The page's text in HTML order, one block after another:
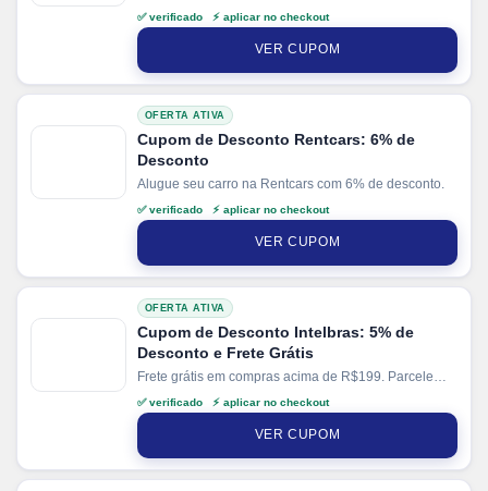
suas compras em até 10x sem juros no cartão. Ganhe
+ 5% de desconto em pagamentos via PIX. Ganhe +
10% de cashback direto no site.
✅ verificado ⚡ aplicar no checkout
VER CUPOM
OFERTA ATIVA
Cupom de Desconto Rentcars: 6% de
Desconto
Alugue seu carro na Rentcars com 6% de desconto.
✅ verificado ⚡ aplicar no checkout
VER CUPOM
OFERTA ATIVA
Cupom de Desconto Intelbras: 5% de
Desconto e Frete Grátis
Frete grátis em compras acima de R$199. Parcele
suas compras em até 10x sem juros no cartão. Ganhe
+ 10% de desconto em pagamentos via PIX.
✅ verificado ⚡ aplicar no checkout
VER CUPOM